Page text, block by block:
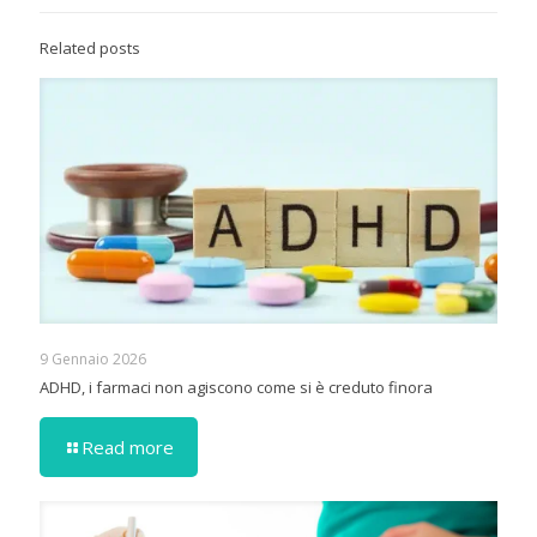
Related posts
9 Gennaio 2026
ADHD, i farmaci non agiscono come si è creduto finora
Read more